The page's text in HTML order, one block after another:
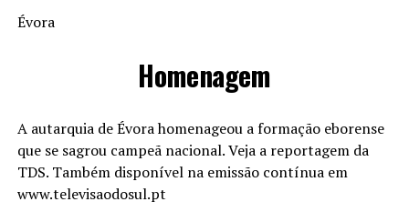
Évora
Homenagem
A autarquia de Évora homenageou a formação eborense
que se sagrou campeã nacional. Veja a reportagem da
TDS. Também disponível na emissão contínua em
www.televisaodosul.pt